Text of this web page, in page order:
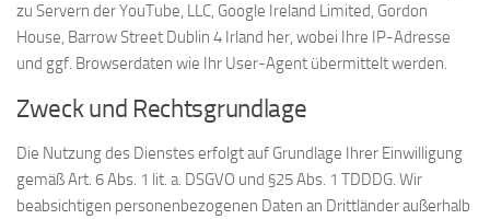
zu Servern der YouTube, LLC, Google Ireland Limited, Gordon
House, Barrow Street Dublin 4 Irland her, wobei Ihre IP-Adresse
und ggf. Browserdaten wie Ihr User-Agent übermittelt werden.
Zweck und Rechtsgrundlage
Die Nutzung des Dienstes erfolgt auf Grundlage Ihrer Einwilligung
gemäß Art. 6 Abs. 1 lit. a. DSGVO und §25 Abs. 1 TDDDG. Wir
beabsichtigen personenbezogenen Daten an Drittländer außerhalb